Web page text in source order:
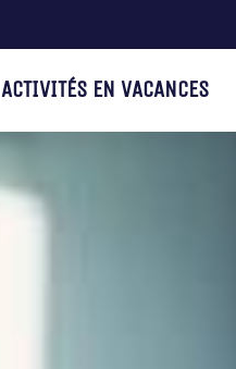
ACTIVITÉS EN VACANCES